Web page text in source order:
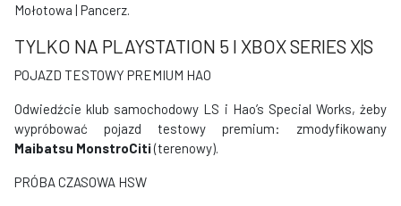
Mołotowa | Pancerz.
TYLKO NA PLAYSTATION 5 I XBOX SERIES X|S
POJAZD TESTOWY PREMIUM HAO
Odwiedźcie klub samochodowy LS i Hao’s Special Works, żeby
wypróbować pojazd testowy premium: zmodyfikowany
Maibatsu MonstroCiti(terenowy).
PRÓBA CZASOWA HSW